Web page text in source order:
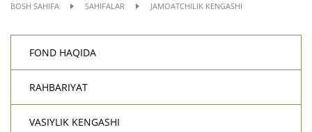
BOSH SAHIFA SAHIFALAR JAMOATCHILIK KENGASHI
FOND HAQIDA
RAHBARIYAT
VASIYLIK KENGASHI